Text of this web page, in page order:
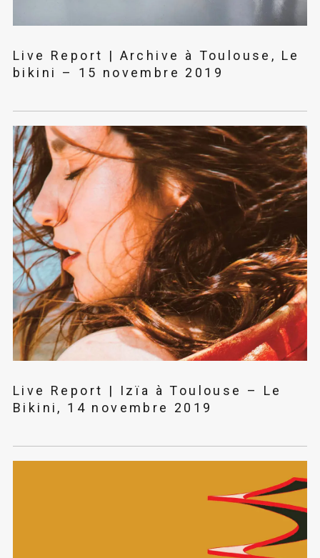
Live Report | Archive à Toulouse, Le
bikini – 15 novembre 2019
Live Report | Izïa à Toulouse – Le
Bikini, 14 novembre 2019